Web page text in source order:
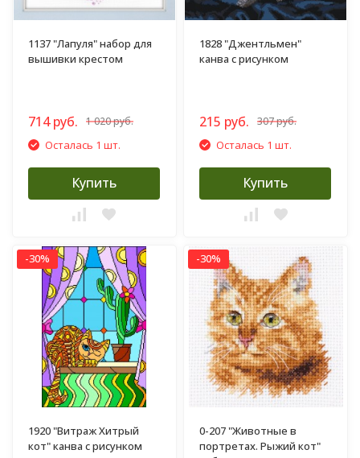
1137 "Лапуля" набор для
вышивки крестом
714 руб. 1 020 руб.
Осталась 1 шт.
Купить
1828 "Джентльмен"
канва с рисунком
215 руб. 307 руб.
Осталась 1 шт.
Купить
-30%
1920 "Витраж Хитрый
кот" канва с рисунком
-30%
0-207 "Животные в
портретах. Рыжий кот"